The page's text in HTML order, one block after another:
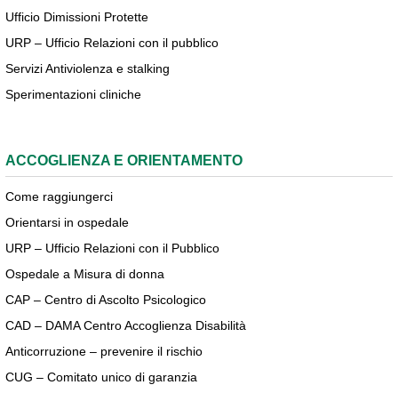
Ufficio Dimissioni Protette
URP – Ufficio Relazioni con il pubblico
Servizi Antiviolenza e stalking
Sperimentazioni cliniche
ACCOGLIENZA E ORIENTAMENTO
Come raggiungerci
Orientarsi in ospedale
URP – Ufficio Relazioni con il Pubblico
Ospedale a Misura di donna
CAP – Centro di Ascolto Psicologico
CAD – DAMA Centro Accoglienza Disabilità
Anticorruzione – prevenire il rischio
CUG – Comitato unico di garanzia